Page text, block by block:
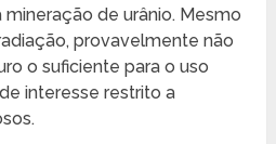
de urânio. Mesmo
provavelmente não
o suficiente para o uso
interesse restrito a